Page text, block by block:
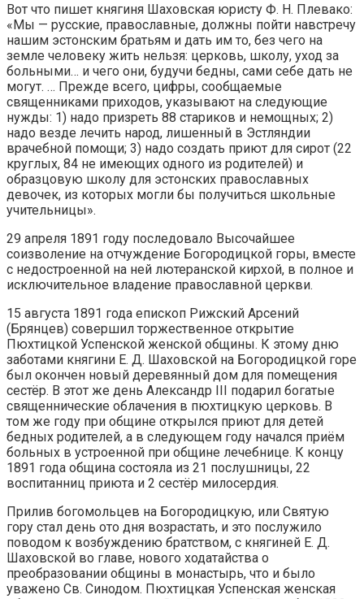
Вот что пишет княгиня Шаховская юристу Ф. Н. Плевако:
«Мы — русские, православные, должны пойти навстречу
нашим эстонским братьям и дать им то, без чего на
земле человеку жить нельзя: церковь, школу, уход за
больными… и чего они, будучи бедны, сами себе дать не
могут. … Прежде всего, цифры, сообщаемые
священниками приходов, указывают на следующие
нужды: 1) надо призреть 88 стариков и немощных; 2)
надо везде лечить народ, лишенный в Эстляндии
врачебной помощи; 3) надо создать приют для сирот (22
круглых, 84 не имеющих одного из родителей) и
образцовую школу для эстонских православных
девочек, из которых могли бы получиться школьные
учительницы».
29 апреля 1891 году последовало Высочайшее
соизволение на отчуждение Богородицкой горы, вместе
с недостроенной на ней лютеранской кирхой, в полное и
исключительное владение православной церкви.
15 августа 1891 года епископ Рижский Арсений
(Брянцев) совершил торжественное открытие
Пюхтицкой Успенской женской общины. К этому дню
заботами княгини Е. Д. Шаховской на Богородицкой горе
был окончен новый деревянный дом для помещения
сестёр. В этот же день Александр III подарил богатые
священнические облачения в пюхтицкую церковь. В
том же году при общине открылся приют для детей
бедных родителей, а в следующем году начался приём
больных в устроенной при общине лечебнице. К концу
1891 года община состояла из 21 послушницы, 22
воспитанниц приюта и 2 сестёр милосердия.
Прилив богомольцев на Богородицкую, или Святую
гору стал день ото дня возрастать, и это послужило
поводом к возбуждению братством, с княгиней Е. Д.
Шаховской во главе, нового ходатайства о
преобразовании общины в монастырь, что и было
уважено Св. Синодом. Пюхтицкая Успенская женская